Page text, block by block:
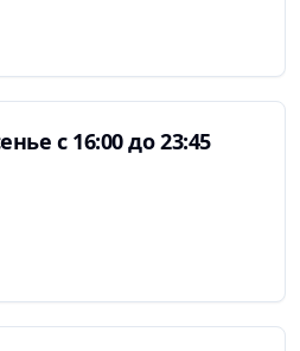
клубную карту, которая
плату брать любые игры на
момент.
с 16:00 до 23:45